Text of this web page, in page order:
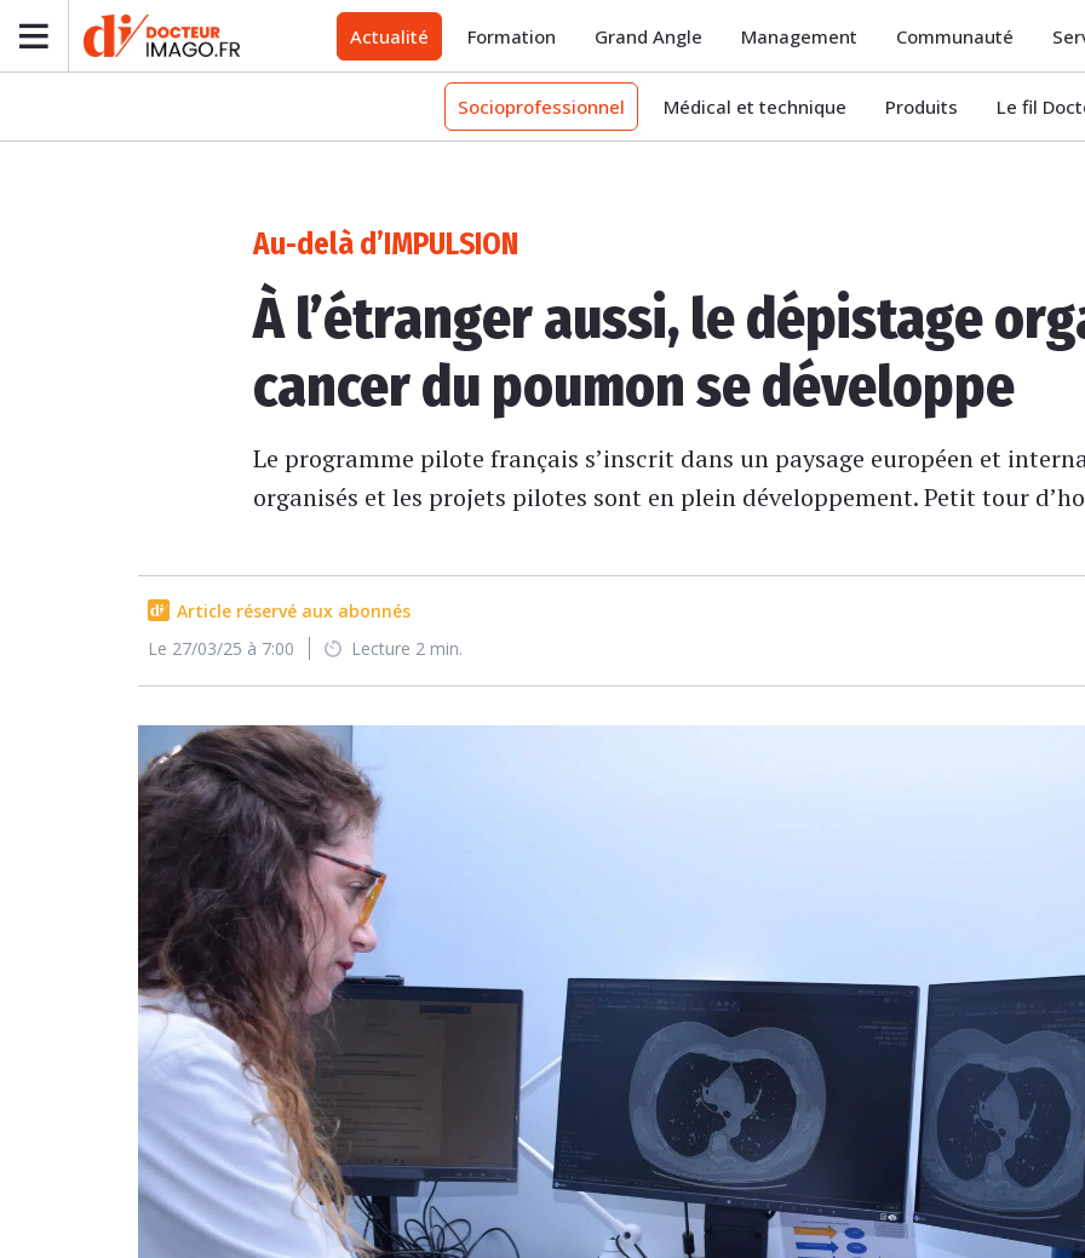
Actualité Formation Grand Angle Management Communauté
Socioprofessionnel Médical et technique Produits Le fil
Au-delà d’IMPULSION
À l’étranger aussi, le dépistage
cancer du poumon se développe
Le programme pilote français s’inscrit dans un paysage européen et
organisés et les projets pilotes sont en plein développement. Petit tour
Article réservé aux abonnés
Le 27/03/25 à 7:00
Lecture 2 min.